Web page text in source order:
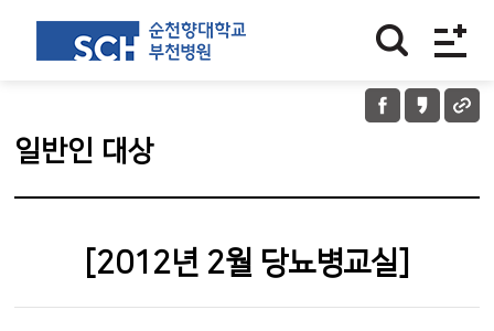
일반인 대상
[2012년 2월 당뇨병교실]